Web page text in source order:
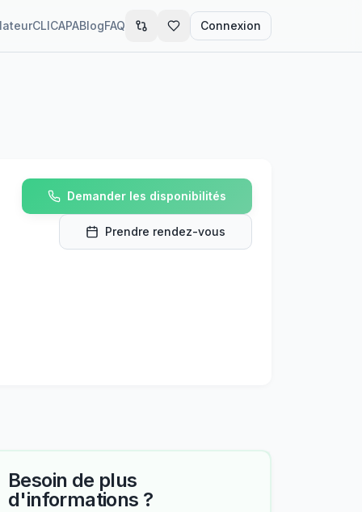
CLICAPABlogFAQ Connexion
Demander les disponibilités
Prendre rendez-vous
Besoin de plus
d'informations ?